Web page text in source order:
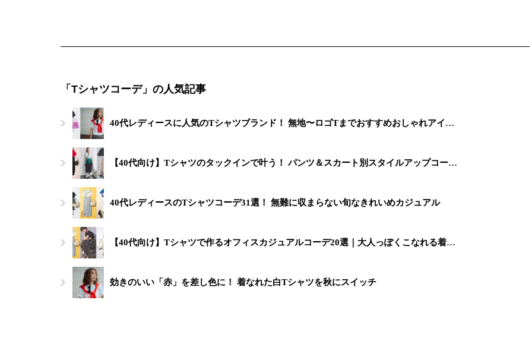
「Tシャツコーデ」の人気記事
40代レディースに人気のTシャツブランド！ 無地〜ロゴTまでおすすめおしゃれアイ…
【40代向け】Tシャツのタックインで叶う！ パンツ＆スカート別スタイルアップコー…
40代レディースのTシャツコーデ31選！ 無難に収まらない旬なきれいめカジュアル
【40代向け】Tシャツで作るオフィスカジュアルコーデ20選｜大人っぽくこなれる着…
効きのいい「赤」を差し色に！ 着なれた白Tシャツを秋にスイッチ